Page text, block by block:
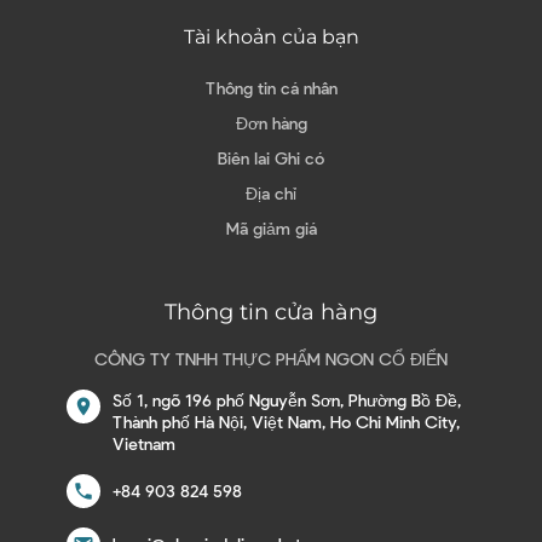
Tài khoản của bạn
Thông tin cá nhân
Đơn hàng
Biên lai Ghi có
Địa chỉ
Mã giảm giá
Thông tin cửa hàng
CÔNG TY TNHH THỰC PHẨM NGON CỔ ĐIỂN
location_on
Số 1, ngõ 196 phố Nguyễn Sơn, Phường Bồ Đề,
Thành phố Hà Nội, Việt Nam, Ho Chi Minh City,
Vietnam
call +84 903 824 598